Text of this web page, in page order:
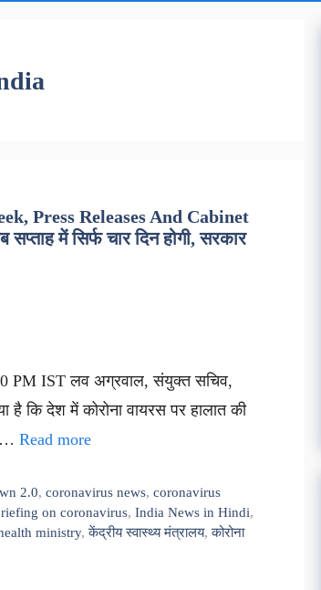
Press Releases And Cabinet
में सिर्फ चार दिन होगी, सरकार
PM IST लव अग्रवाल, संयुक्त सचिव,
कि देश में कोरोना वायरस पर हालात की
… Read more
2.0,coronavirus news,coronavirus
on coronavirus, India News in Hindi,
ministry,केंद्रीय स्वास्थ्य मंत्रालय,कोरोना